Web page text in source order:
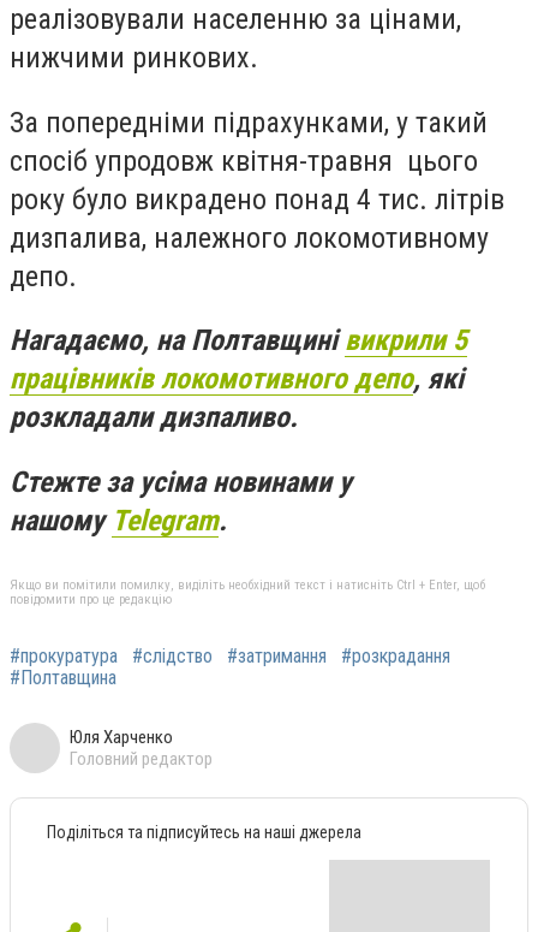
реалізовували населенню за цінами,
нижчими ринкових.
За попередніми підрахунками, у такий
спосіб упродовж квітня-травня цього
року було викрадено понад 4 тис. літрів
дизпалива, належного локомотивному
депо.
Нагадаємо, на Полтавщинівикрили 5
працівників локомотивного депо, які
розкладали дизпаливо.
Стежте за усіма новинами у
нашому Telegram.
Якщо ви помітили помилку, виділіть необхідний текст і натисніть Ctrl + Enter, щоб
повідомити про це редакцію
#прокуратура #слідство #затримання
#розкрадання
#Полтавщина
Юля Харченко
Головний редактор
Поділіться та підписуйтесь на наші джерела